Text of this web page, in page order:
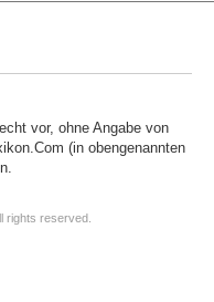
vor, ohne Angabe von
(in obengenannten
rights reserved.